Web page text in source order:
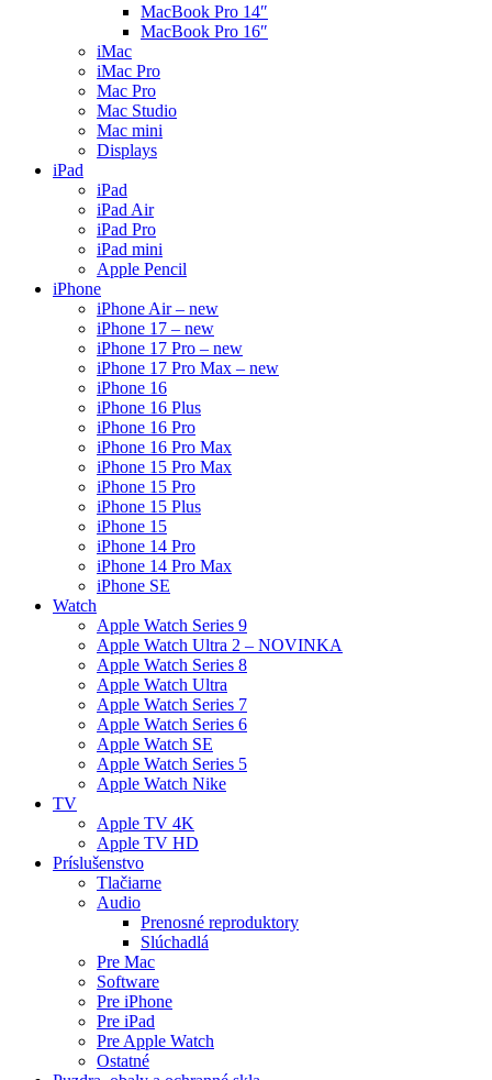
MacBook Pro 14″
MacBook Pro 16″
iMac
iMac Pro
Mac Pro
Mac Studio
Mac mini
Displays
iPad
iPad
iPad Air
iPad Pro
iPad mini
Apple Pencil
iPhone
iPhone Air – new
iPhone 17 – new
iPhone 17 Pro – new
iPhone 17 Pro Max – new
iPhone 16
iPhone 16 Plus
iPhone 16 Pro
iPhone 16 Pro Max
iPhone 15 Pro Max
iPhone 15 Pro
iPhone 15 Plus
iPhone 15
iPhone 14 Pro
iPhone 14 Pro Max
iPhone SE
Watch
Apple Watch Series 9
Apple Watch Ultra 2 – NOVINKA
Apple Watch Series 8
Apple Watch Ultra
Apple Watch Series 7
Apple Watch Series 6
Apple Watch SE
Apple Watch Series 5
Apple Watch Nike
TV
Apple TV 4K
Apple TV HD
Príslušenstvo
Tlačiarne
Audio
Prenosné reproduktory
Slúchadlá
Pre Mac
Software
Pre iPhone
Pre iPad
Pre Apple Watch
Ostatné